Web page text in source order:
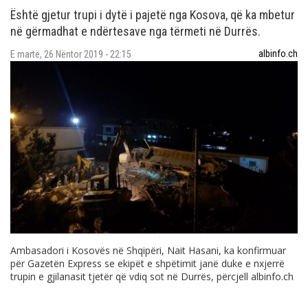
Është gjetur trupi i dytë i pajetë nga Kosova, që ka mbetur
në gërmadhat e ndërtesave nga tërmeti në Durrës.
E martë, 26 Nëntor 2019 - 22:15 albinfo.ch
Ambasadori i Kosovës në Shqipëri, Nait Hasani, ka konfirmuar
për Gazetën Express se ekipët e shpëtimit janë duke e nxjerrë
trupin e gjilanasit tjetër që vdiq sot në Durrës, përcjell albinfo.ch